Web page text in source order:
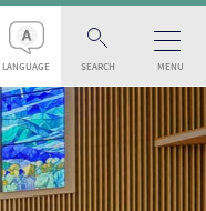
LANGUAGE SEARCH MENU